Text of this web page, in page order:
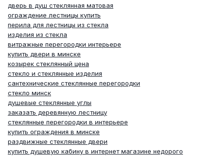
дверь в душ стеклянная матовая
ограждение лестницы купить
перила для лестницы из стекла
изделия из стекла
витражные перегородки интерьере
купить двери в минске
козырек стеклянный цена
стекло и стеклянные изделия
сантехнические стеклянные перегородки
стекло минск
душевые стеклянные углы
заказать деревянную лестницу
стеклянные перегородки в интерьере
купить ограждения в минске
раздвижные стеклянные двери
купить душевую кабину в интернет магазине недорого